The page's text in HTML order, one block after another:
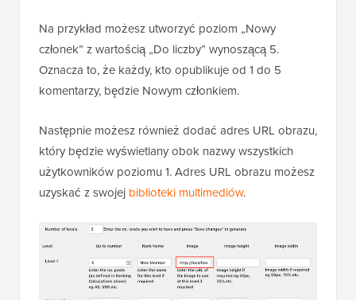
Na przykład możesz utworzyć poziom „Nowy
członek” z wartością „Do liczby” wynoszącą 5.
Oznacza to, że każdy, kto opublikuje od 1 do 5
komentarzy, będzie Nowym członkiem.
Następnie możesz również dodać adres URL obrazu,
który będzie wyświetlany obok nazwy wszystkich
użytkowników poziomu 1. Adres URL obrazu możesz
uzyskać z swojej biblioteki multimediów.